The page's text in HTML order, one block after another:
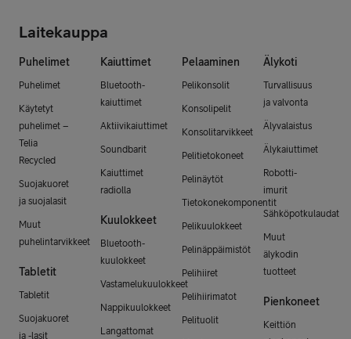
Laitekauppa
Puhelimet
Puhelimet
Käytetyt
puhelimet –
Telia
Recycled
Suojakuoret
ja suojalasit
Muut
puhelintarvikkeet
Tabletit
Tabletit
Suojakuoret
ja -lasit
Kaiuttimet
Bluetooth-
kaiuttimet
Aktiivikaiuttimet
Soundbarit
Kaiuttimet
radiolla
Kuulokkeet
Bluetooth-
kuulokkeet
Vastamelukuulokkeet
Nappikuulokkeet
Langattomat
Pelaaminen
Pelikonsolit
Konsolipelit
Konsolitarvikkeet
Pelitietokoneet
Pelinäytöt
Tietokonekomponentit
Pelikuulokkeet
Pelinäppäimistöt
Pelihiiret
Pelihiirimatot
Pelituolit
Älykoti
Turvallisuus
ja valvonta
Älyvalaistus
Älykaiuttimet
Robotti-
imurit
Sähköpotkulaudat
Muut
älykodin
tuotteet
Pienkoneet
Keittiön